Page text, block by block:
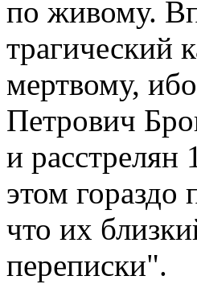
по живому.
трагический
мертвому,
Петрович
и расстрелян
этом гораздо
что их
переписки".